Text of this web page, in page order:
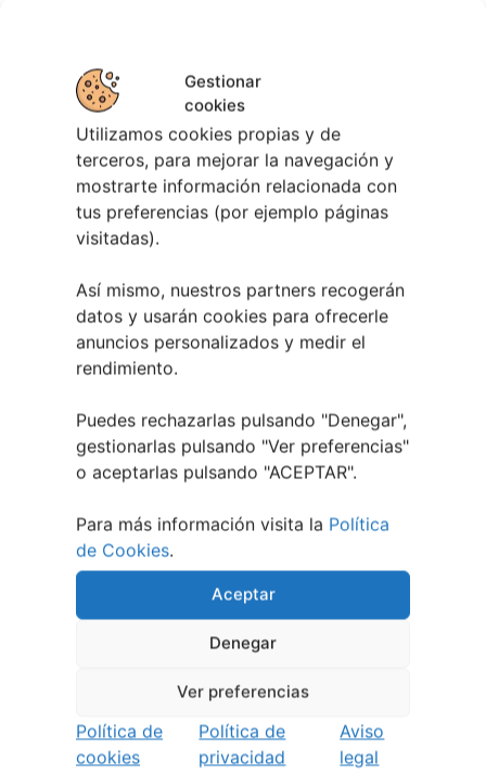
Gestionar
cookies
Utilizamos cookies propias y de
terceros, para mejorar la navegación y
mostrarte información relacionada con
tus preferencias (por ejemplo páginas
visitadas).
Así mismo, nuestros partners recogerán
datos y usarán cookies para ofrecerle
anuncios personalizados y medir el
rendimiento.
Puedes rechazarlas pulsando "Denegar",
gestionarlas pulsando "Ver preferencias"
o aceptarlas pulsando "ACEPTAR".
Para más información visita la Política
de Cookies.
Aceptar
Denegar
Ver preferencias
Política de
cookies
Política de
privacidad
Aviso
legal
Festival Noites Teatrais de Vilamarín 2026
julio, 2026
Verano Cultural de Seixalbo 2026
2026
A bailar! | Espectáculo en Baños de Molga
mayo, 2026
Noticias de Pontevedraplan
Así serán las Fiestas de la Peregrina 2026
agosto, 2026
El XXXII Festival Internacional de Jazz e Blues
de Pontevedra reunirá a grandes músicos del 3
Vilaboa | Verano Cultural 2026 2 julio, 2026